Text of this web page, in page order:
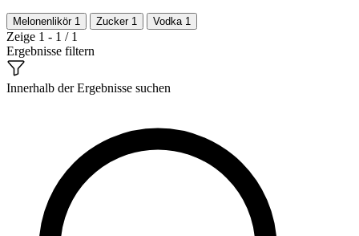
Melonenlikör 1 Zucker 1 Vodka 1
Zeige 1 - 1 / 1
Ergebnisse filtern
Innerhalb der Ergebnisse suchen